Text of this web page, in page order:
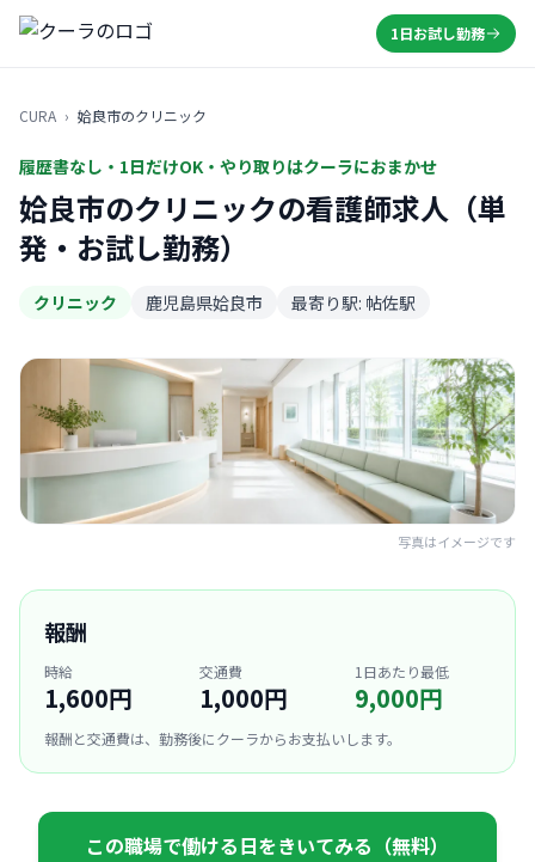
1日お試し勤務
CURA › 姶良市のクリニック
履歴書なし・1日だけOK・やり取りはクーラにおまかせ
姶良市のクリニックの看護師求人（単
発・お試し勤務）
クリニック 鹿児島県姶良市 最寄り駅: 帖佐駅
写真はイメージです
報酬
時給
1,600円
交通費
1,000円
1日あたり最低
9,000円
報酬と交通費は、勤務後にクーラからお支払いします。
この職場で働ける日をきいてみる（無料）